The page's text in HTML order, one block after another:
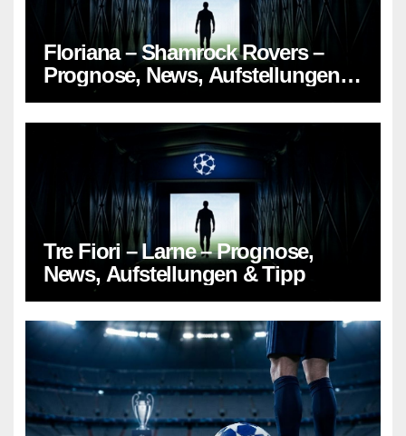
Floriana – Shamrock Rovers –
Prognose, News, Aufstellungen &
Tipp
Tre Fiori – Larne – Prognose,
News, Aufstellungen & Tipp